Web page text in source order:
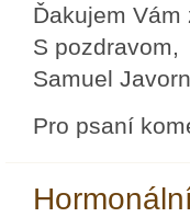
Ďakujem
S pozdravom,
Samuel
Pro psaní